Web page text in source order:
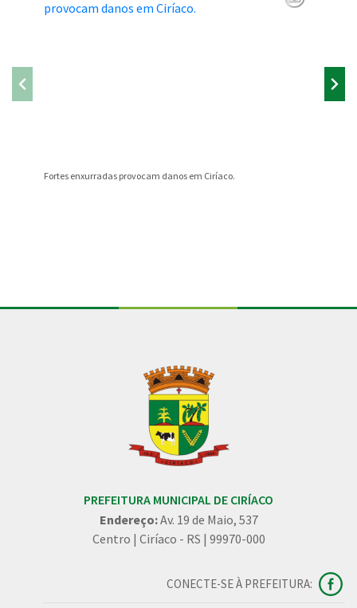
Fortes enxurradas provocam danos em Ciríaco.
PREFEITURA MUNICIPAL DE CIRÍACO
Endereço:Av. 19 de Maio, 537
Centro | Ciríaco - RS | 99970-000
CONECTE-SE À PREFEITURA: